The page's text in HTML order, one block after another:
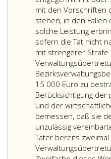
6
die
die
für
den
den
26
oder
den
Bestimmungen
des
Absatz
eins,
geleistet
wird,
kann
samt
gesetzlichen
Zinsen
zurückgefordert
nach
Absatz
3,
hat
der
die
den
des
Absatz
eins,
an
mit den Vorschriften
stehen, in den Fällen
solche Leistung
sofern die Tat nicht
mit strengerer
15 000 Euro zu
Berücksichtigung
und der
bemessen, daß sie
unzulässig
Täter bereits